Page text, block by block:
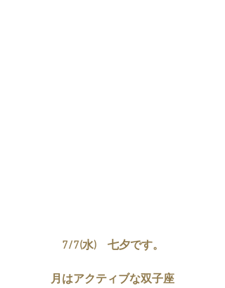
7/7(水)　七夕です。
月はアクティブな双子座